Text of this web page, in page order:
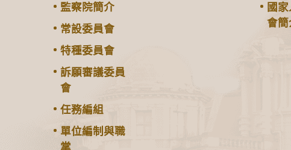
監察院簡介
常設委員會
特種委員會
訴願審議委員
會
任務編組
單位編制與職
掌
國
會簡